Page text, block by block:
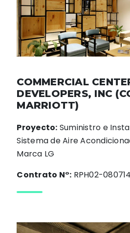
COMMERCIAL
DEVELOPERS, INC
MARRIOTT)
Proyecto: Suministro e
Sistema de Aire
Marca LG
Contrato N°: RPH02-